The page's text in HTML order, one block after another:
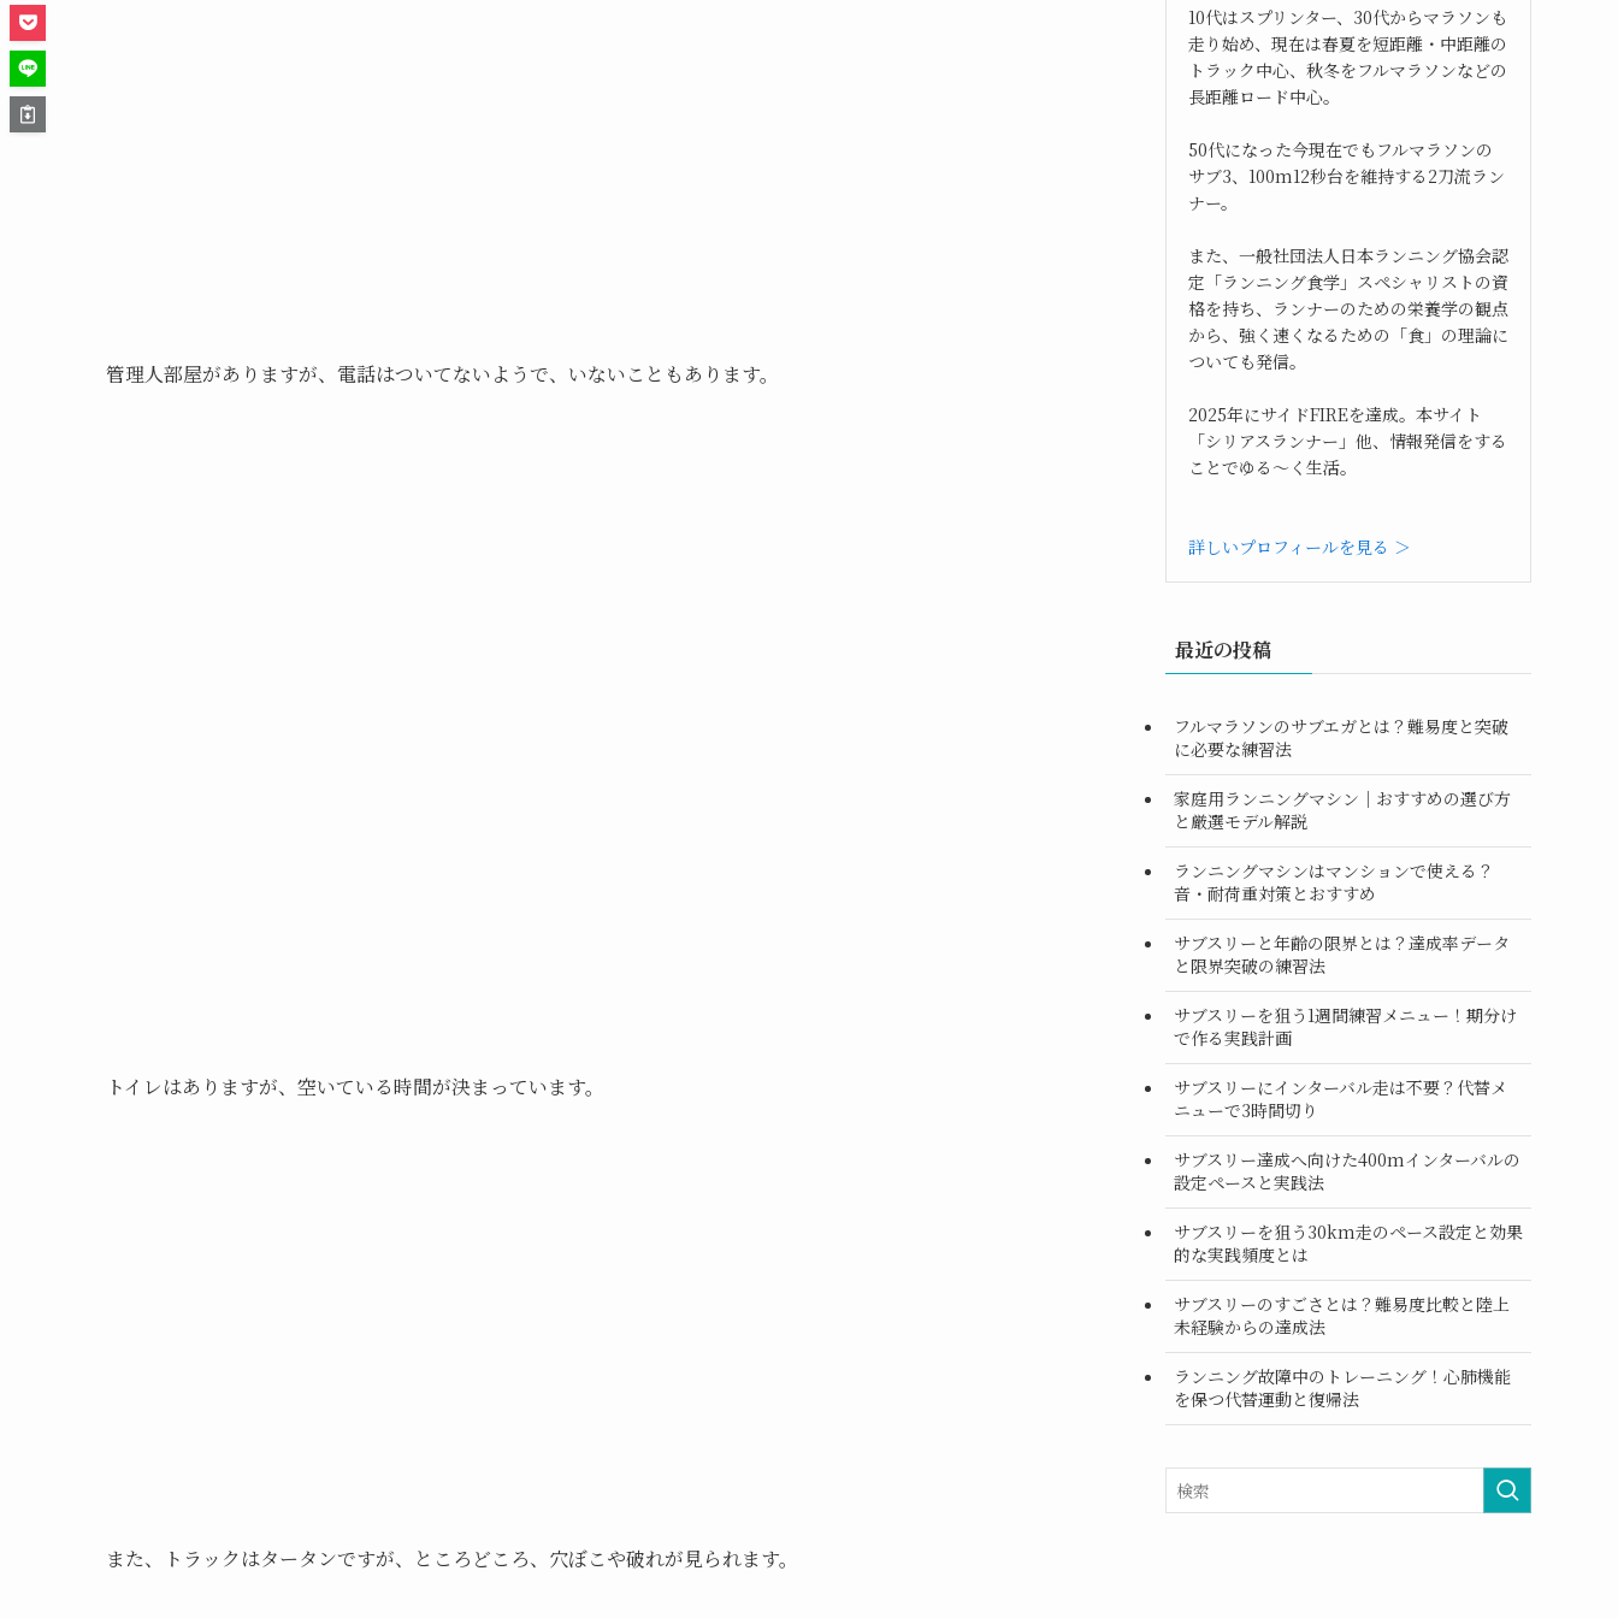
管理人部屋がありますが、電話はついてないようで、いないこともあります。
トイレはありますが、空いている時間が決まっています。
また、トラックはタータンですが、ところどころ、穴ぼこや破れが見られます。
10代はスプリンター、30代からマラソンも
走り始め、現在は春夏を短距離・中距離の
トラック中心、秋冬をフルマラソンなどの
長距離ロード中心。
50代になった今現在でもフルマラソンの
サブ3、100m12秒台を維持する2刀流ラン
ナー。
また、一般社団法人日本ランニング協会認
定「ランニング食学」スペシャリストの資
格を持ち、ランナーのための栄養学の観点
から、強く速くなるための「食」の理論に
ついても発信。
2025年にサイドFIREを達成。本サイト
「シリアスランナー」他、情報発信をする
ことでゆる～く生活。
詳しいプロフィールを見る ＞
最近の投稿
フルマラソンのサブエガとは？難易度と突破
に必要な練習法
家庭用ランニングマシン｜おすすめの選び方
と厳選モデル解説
ランニングマシンはマンションで使える？
音・耐荷重対策とおすすめ
サブスリーと年齢の限界とは？達成率データ
と限界突破の練習法
サブスリーを狙う1週間練習メニュー！期分け
で作る実践計画
サブスリーにインターバル走は不要？代替メ
ニューで3時間切り
サブスリー達成へ向けた400mインターバルの
設定ペースと実践法
サブスリーを狙う30km走のペース設定と効果
的な実践頻度とは
サブスリーのすごさとは？難易度比較と陸上
未経験からの達成法
ランニング故障中のトレーニング！心肺機能
を保つ代替運動と復帰法